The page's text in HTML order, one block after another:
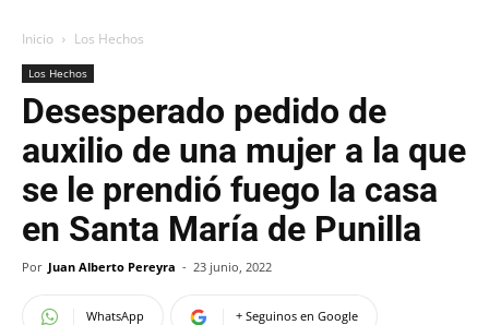
Inicio Los Hechos
Los Hechos
Desesperado pedido de
auxilio de una mujer a la que
se le prendió fuego la casa
en Santa María de Punilla
Por Juan Alberto Pereyra - 23 junio, 2022
WhatsApp + Seguinos en Google